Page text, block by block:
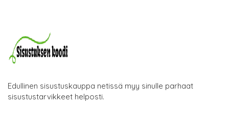
Edullinen sisustuskauppa netissä myy sinulle parhaat
sisustustarvikkeet helposti.